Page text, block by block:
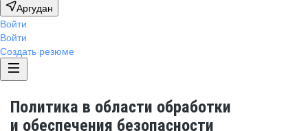
Аргудан
Войти
Войти
Создать резюме
Политика в области обработки
и обеспечения безопасности